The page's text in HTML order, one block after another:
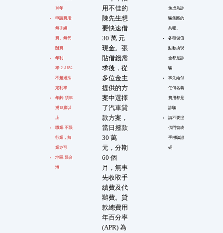
10年
申請費用:
無手續
費、無代
辦費
年利
率:2~16%
不超過法
定利率
年齡:須年
滿18歲以
上
職業:不限
行業，無
業亦可
地區:限台
灣
用不佳的
陳先生想
要快速借
30 萬 元
現金。張
貼借錢需
求後，從
多位金主
提供的方
案中選擇
了汽車貸
款方案，
當日撥款
30 萬
元，分期
60 個
月，無事
先收取手
續費及代
辦費。貸
款總費用
年百分率
(APR) 為
免成為詐
騙集團的
共犯。
各種儲值
點數換現
金都是詐
騙
事先給付
任何名義
費用都是
詐騙
請不要提
供門號或
手機驗證
碼